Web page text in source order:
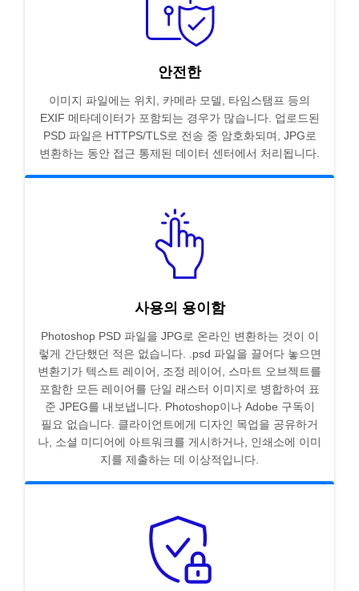
안전한
이미지 파일에는 위치, 카메라 모델, 타임스탬프 등의
EXIF 메타데이터가 포함되는 경우가 많습니다. 업로드된
PSD 파일은 HTTPS/TLS로 전송 중 암호화되며, JPG로
변환하는 동안 접근 통제된 데이터 센터에서 처리됩니다.
사용의 용이함
Photoshop PSD 파일을 JPG로 온라인 변환하는 것이 이
렇게 간단했던 적은 없습니다. .psd 파일을 끌어다 놓으면
변환기가 텍스트 레이어, 조정 레이어, 스마트 오브젝트를
포함한 모든 레이어를 단일 래스터 이미지로 병합하여 표
준 JPEG를 내보냅니다. Photoshop이나 Adobe 구독이
필요 없습니다. 클라이언트에게 디자인 목업을 공유하거
나, 소셜 미디어에 아트워크를 게시하거나, 인쇄소에 이미
지를 제출하는 데 이상적입니다.